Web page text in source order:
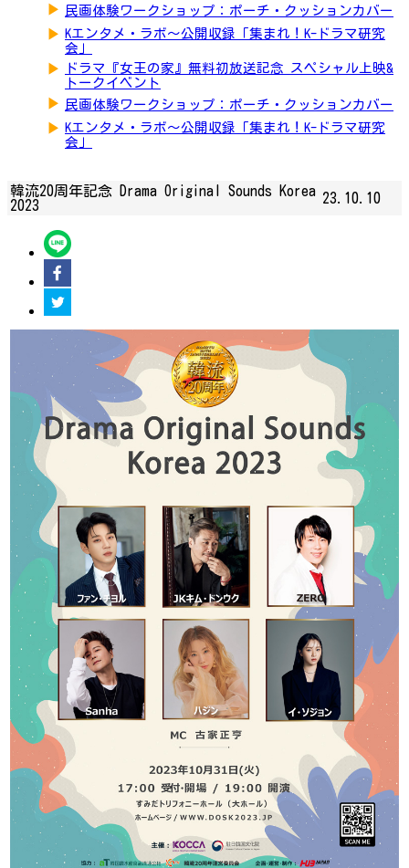
▶ 民画体験ワークショップ：ポーチ・クッションカバー
▶ Kエンタメ・ラボ～公開収録「集まれ！K-ドラマ研究
会」
▶
ドラマ『女王の家』無料初放送記念 スペシャル上映&
トークイベント
▶ 民画体験ワークショップ：ポーチ・クッションカバー
▶ Kエンタメ・ラボ～公開収録「集まれ！K-ドラマ研究
会」
韓流20周年記念 Drama Original Sounds Korea
2023
23.10.10